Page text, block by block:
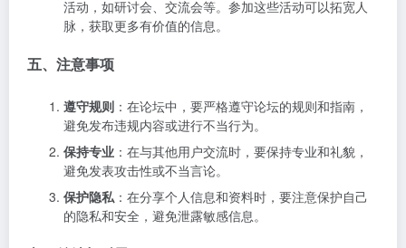
活动，如研讨会、交流会等。参加这些活动可以拓宽人
脉，获取更多有价值的信息。
五、注意事项
遵守规则 ：在论坛中，要严格遵守论坛的规则和指南，
避免发布违规内容或进行不当行为。
保持专业 ：在与其他用户交流时，要保持专业和礼貌，
避免发表攻击性或不当言论。
保护隐私 ：在分享个人信息和资料时，要注意保护自己
的隐私和安全，避免泄露敏感信息。